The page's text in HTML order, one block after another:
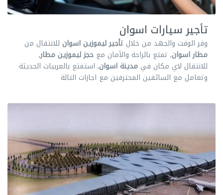
تأجير سيارات اسوان
وفر الوقت والجهد من خلالتأجير ليموزين اسوان للانتقال من
مطار اسوان, تمتع بالراحة والأمان مع حجز ليموزين مطار,
للانتقال لاي مكان في مدينة اسوان, استمتع بالعربيات الحديثة
وتعامل مع السائقين المحترفين مع اجازات التالة